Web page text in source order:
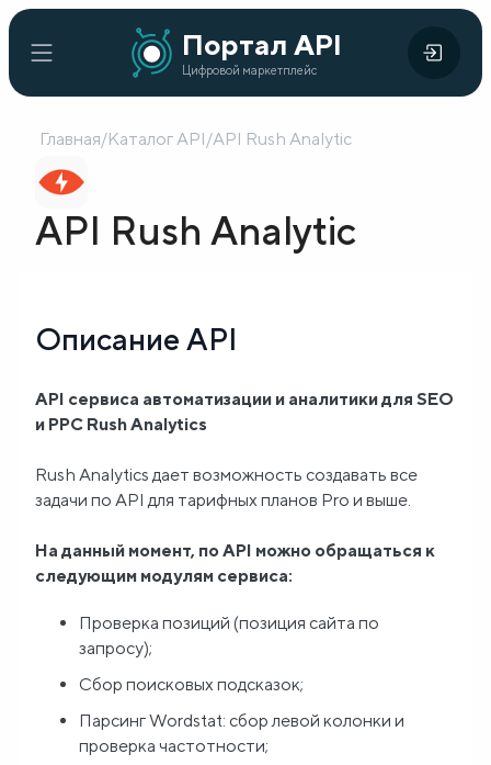
Портал API
Цифровой маркетплейс
Портал
API
Цифровой
маркетплейс
Главная
Каталог
API
внедрения
решения
нас
FAQ
Главная/Каталог API/API Rush Analytic
API Rush Analytic
Описание API
API сервиса автоматизации и аналитики для SEO
и PPC Rush Analytics
Rush Analytics дает возможность создавать все
задачи по API для тарифных планов Pro и выше.
На данный момент, по API можно обращаться к
следующим модулям сервиса:
Проверка позиций (позиция сайта по
запросу);
Сбор поисковых подсказок;
Парсинг Wordstat: сбор левой колонки и
проверка частотности;